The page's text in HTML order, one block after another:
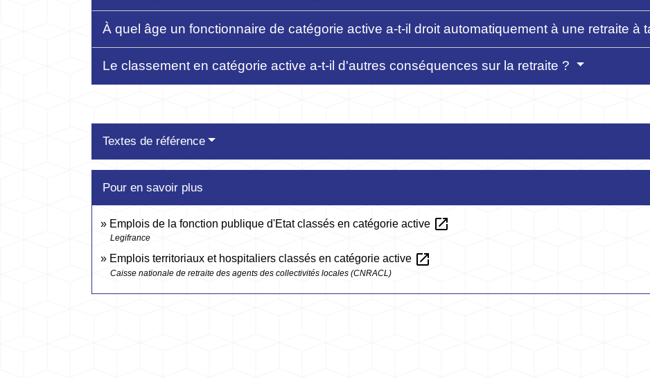
À quel âge un fonctionnaire de catégorie active a-t-il droit automatiquement à une retraite à
Le classement en catégorie active a-t-il d'autres conséquences sur la retraite ?
Textes de référence
Pour en savoir plus
Emplois de la fonction publique d'Etat classés en catégorie active open_in_new
Legifrance
Emplois territoriaux et hospitaliers classés en catégorie active open_in_new
Caisse nationale de retraite des agents des collectivités locales (CNRACL)